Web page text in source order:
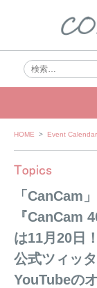
Skip
HOME > Event Calendar
「CanCam
『CanCam
は11月20日
公式ツィッ
YouTubeの